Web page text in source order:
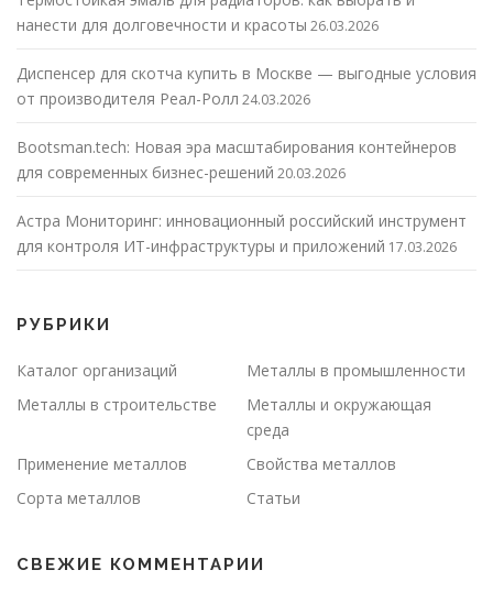
нанести для долговечности и красоты 26.03.2026
Диспенсер для скотча купить в Москве — выгодные условия
от производителя Реал-Ролл 24.03.2026
Bootsman.tech: Новая эра масштабирования контейнеров
для современных бизнес-решений 20.03.2026
Астра Мониторинг: инновационный российский инструмент
для контроля ИТ-инфраструктуры и приложений 17.03.2026
РУБРИКИ
Каталог организаций
Металлы в промышленности
Металлы в строительстве
Металлы и окружающая
среда
Применение металлов
Свойства металлов
Сорта металлов
Статьи
СВЕЖИЕ КОММЕНТАРИИ